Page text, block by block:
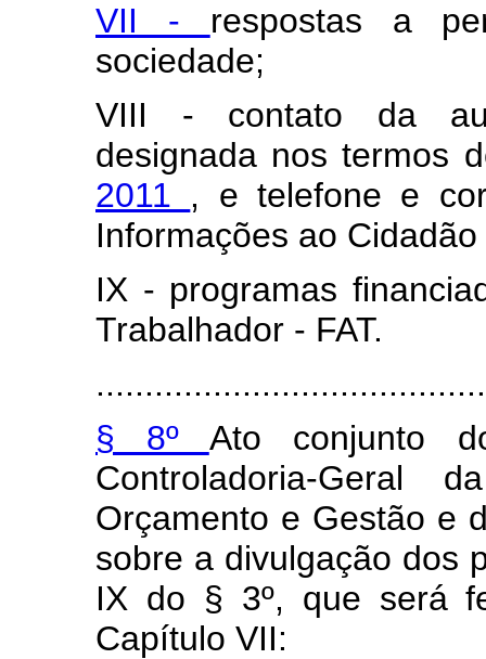
VII - respostas a
sociedade;
VIII - contato da
designada nos termos
2011 , e telefone e
Informações ao
IX - programas
Trabalhador - FAT.
§ 8º Ato conjunto
Controladoria-Geral
Orçamento e Gestão e
sobre a divulgação dos
IX do § 3º, que será
Capítulo VII: